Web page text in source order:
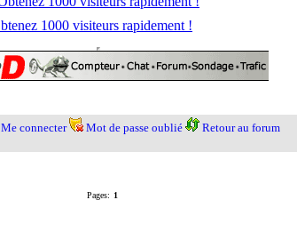
1000 visiteurs rapidement !
Me connecter Mot de passe oublié Retour au forum
Pages: 1